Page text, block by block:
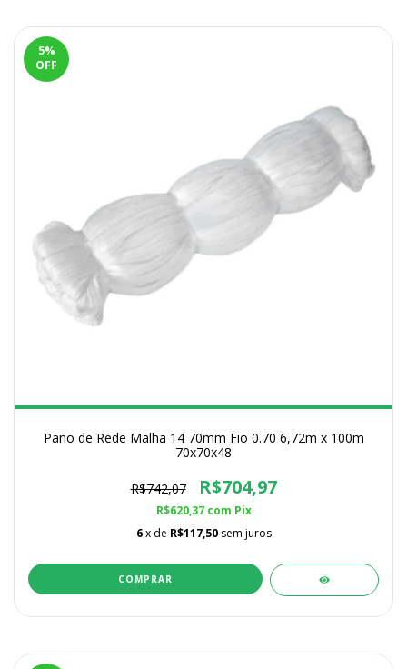
5%
OFF
Pano de Rede Malha 14 70mm Fio 0.70 6,72m x 100m
70x70x48
R$742,07 R$704,97
R$620,37 com Pix
6 x de R$117,50 sem juros